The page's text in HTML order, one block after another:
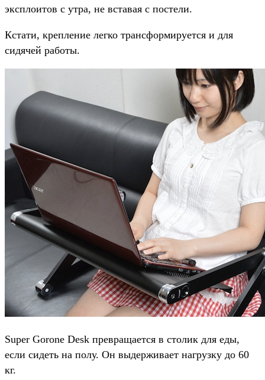
эксплоитов с утра, не вставая с постели.
Кстати, крепление легко трансформируется и для
сидячей работы.
Super Gorone Desk превращается в столик для еды,
если сидеть на полу. Он выдерживает нагрузку до 60
кг.